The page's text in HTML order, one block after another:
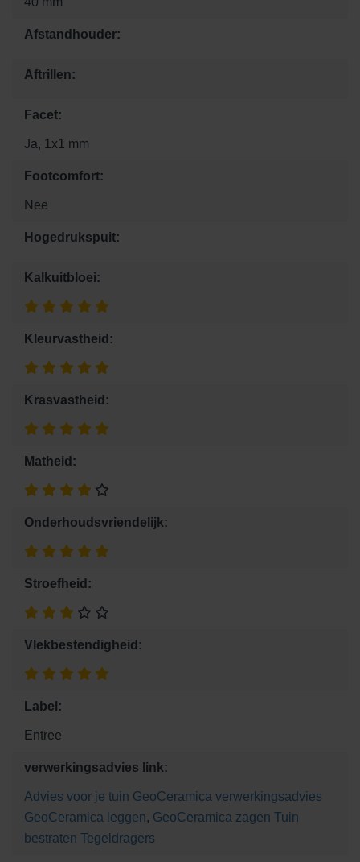
Afstandhouder:
Aftrillen:
Facet:
Ja, 1x1 mm
Footcomfort:
Nee
Hogedrukspuit:
Kalkuitbloei:
Kleurvastheid:
Krasvastheid:
Matheid:
Onderhoudsvriendelijk:
Stroefheid:
Vlekbestendigheid:
Label:
Entree
verwerkingsadvies link:
Advies voor je tuin GeoCeramica verwerkingsadvies
GeoCeramica leggen, GeoCeramica zagen Tuin
bestraten Tegeldragers